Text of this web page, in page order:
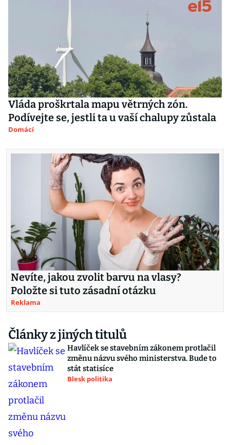
Vláda proškrtala mapu větrných zón.
Podívejte se, jestli ta u vaší chalupy zůstala
Domácí
Nevíte, jakou zvolit barvu na vlasy?
Položte si tuto zásadní otázku
Reklama
Články z jiných titulů
Havlíček se stavebním zákonem protlačil
změnu názvu svého ministerstva. Bude to
stát statisíce
Blesk politika